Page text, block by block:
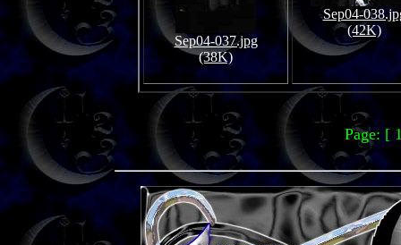
Sep04-037.jpg
(38K)
Sep04-
(42K)
Page: [